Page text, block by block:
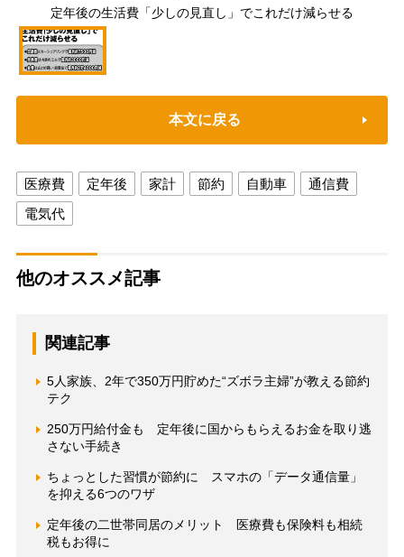
定年後の生活費「少しの見直し」でこれだけ減らせる
本文に戻る
医療費 定年後 家計 節約 自動車
通信費
電気代
他のオススメ記事
関連記事
5人家族、2年で350万円貯めた“ズボラ主婦”が教える節約
テク
250万円給付金も 定年後に国からもらえるお金を取り逃
さない手続き
ちょっとした習慣が節約に スマホの「データ通信量」
を抑える6つのワザ
定年後の二世帯同居のメリット 医療費も保険料も相続
税もお得に